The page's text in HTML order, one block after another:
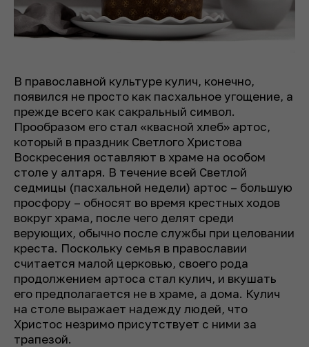
В православной культуре кулич, конечно,
появился не просто как пасхальное угощение, а
прежде всего как сакральный символ.
Прообразом его стал «квасной хлеб» артос,
который в праздник Светлого Христова
Воскресения оставляют в храме на особом
столе у алтаря. В течение всей Светлой
седмицы (пасхальной недели) артос – большую
просфору – обносят во время крестных ходов
вокруг храма, после чего делят среди
верующих, обычно после службы при целовании
креста. Поскольку семья в православии
считается малой церковью, своего рода
продолжением артоса стал кулич, и вкушать
его предполагается не в храме, а дома. Кулич
на столе выражает надежду людей, что
Христос незримо присутствует с ними за
трапезой.